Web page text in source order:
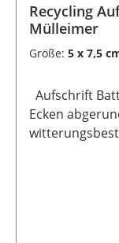
Recycling
Mülleimer
Größe: 5 x 7,5
Ecken